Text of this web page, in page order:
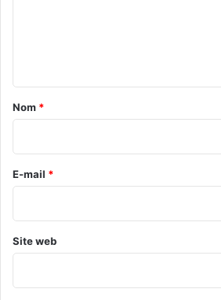
a
r
e
Nom *
E-mail *
Site web